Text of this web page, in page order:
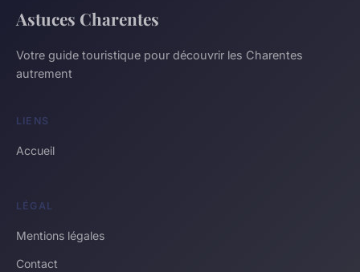
Astuces Charentes
Votre guide touristique pour découvrir les Charentes
autrement
LIENS
Accueil
LÉGAL
Mentions légales
Contact